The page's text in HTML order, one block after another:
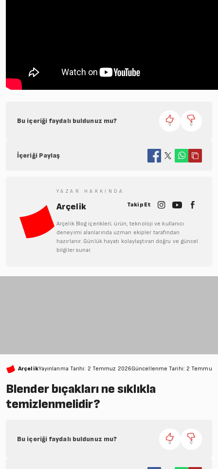
Bu içeriği faydalı buldunuz mu? 0 0
İçeriği Paylaş
YAZAR HAKKINDA
Arçelik Takip Et
Arçelik Blog içerikleri; ürün, teknoloji ve kullanıcı
deneyimi alanlarında uzman ekipler tarafından
hazırlanır. Günlük hayatı kolaylaştıran doğru ve güncel
bilgiler sunar.
ArçelikYayınlanma Tarihi: 2 Temmuz 2026Güncellenme Tarihi: 2 Temmuz
Blender bıçakları ne sıklıkla
temizlenmelidir?
Bu içeriği faydalı buldunuz mu? 0 0